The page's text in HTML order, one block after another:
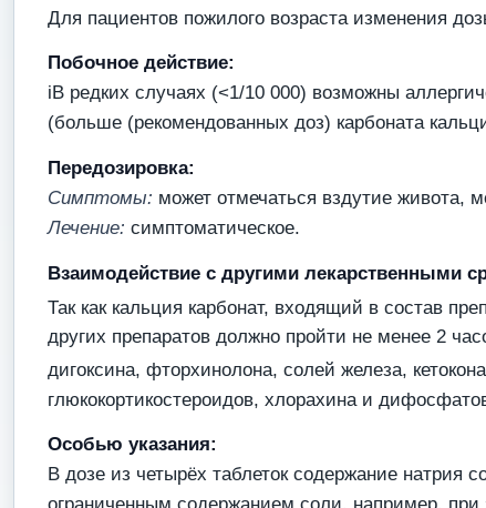
Для пациентов пожилого возраста изменения
Побочное действие:
iB редких случаях (<1/10 000) возможны
(больше (рекомендованных доз) карбоната
Передозировка:
Симптомы: может отмечаться вздутие живота,
Лечение: симптоматическое.
Взаимодействие с другими лекарственными
Так как кальция карбонат, входящий в состав
других препаратов должно пройти не менее 2
дигоксина, фторхинолона, солей железа,
глюкокортикостероидов, хлорахина и
Особью указания:
В дозе из четырёх таблеток содержание